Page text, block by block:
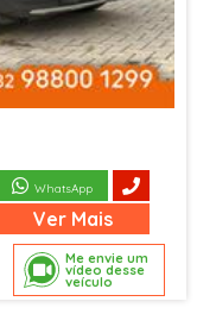
Me envie um
vídeo desse
veículo
WhatsApp
Ver Mais